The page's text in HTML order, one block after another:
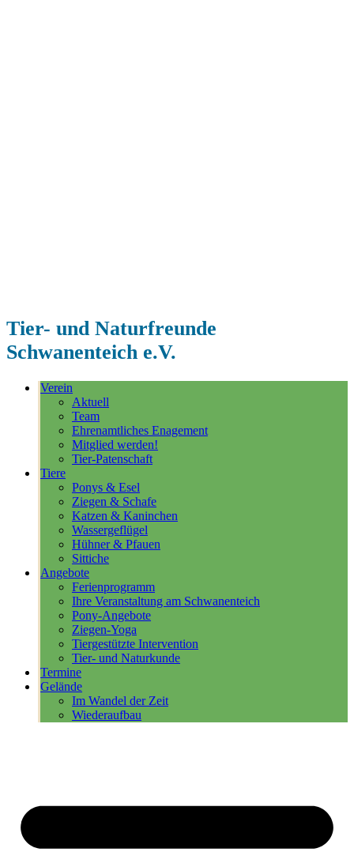
Tier- und Naturfreunde
Schwanenteich e.V.
Verein
Aktuell
Team
Ehrenamtliches Enagement
Mitglied werden!
Tier-Patenschaft
Tiere
Ponys & Esel
Ziegen & Schafe
Katzen & Kaninchen
Wassergeflügel
Hühner & Pfauen
Sittiche
Angebote
Ferienprogramm
Ihre Veranstaltung am Schwanenteich
Pony-Angebote
Ziegen-Yoga
Tiergestützte Intervention
Tier- und Naturkunde
Termine
Gelände
Im Wandel der Zeit
Wiederaufbau